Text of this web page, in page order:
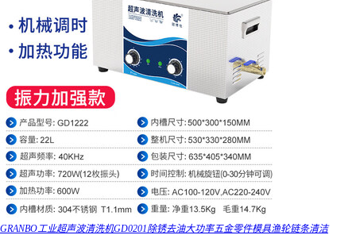
GRANBO工业超声波清洗机GD0201除锈去油大功率五金零件模具渔轮链条清洁